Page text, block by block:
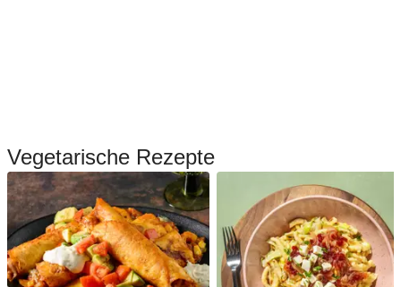
Vegetarische Rezepte